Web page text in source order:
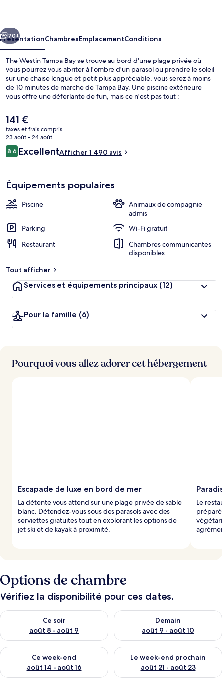
Suivant
70+
PrésentationChambresEmplacementConditions
The Westin Tampa Bay se trouve au bord d'une plage privée où
vous pourrez vous abriter à l'ombre d'un parasol ou prendre le soleil
sur une chaise longue et petit plus appréciable, vous serez à moins
de 10 minutes de marche de Tampa Bay. Une piscine extérieure
vous offre une déferlante de fun, mais ce n'est pas tout :
ouvert 24 h/24, l'idéal pour se relaxer. Bénéficiant d'un
emplacement privilégié en bord de plage, l'établissement Palmette
Brasserie & Bar sert le petit déjeuner, le déjeuner et le dîner. Parmi
les avantages offerts par cet hébergement : un bar / salon et des
vélos gratuits. Le personnel attentionné et la proximité avec la plage
remportent un franc succès auprès des autres voyageurs.
Le
prix
actuel
est
de
141 €
taxes et frais compris
23 août - 24 août
Avis
voyageurs
8,68,6 sur 10
ExcellentAfficher 1 490 avis
Équipements populaires
Piscine
Animaux de compagnie
admis
Parking
Wi-Fi gratuit
Restaurant
Chambres communicantes
disponibles
Tout afficher
Services et équipements principaux (12)
Pour la famille (6)
Pourquoi vous allez adorer cet hébergement
Escapade de luxe en bord de mer
La détente vous attend sur une plage privée de sable
blanc. Détendez-vous sous des parasols avec des
serviettes gratuites tout en explorant les options de
jet ski et de kayak à proximité.
Le
Options de chambre
Vérifiez la disponibilité pour ces dates.
Ce soir
août 8 - août 9
Vérifier la disponibilité pour ce soir août 8 - août 9
Demain
août 9 - août 10
Vérifier la disponibilité pour
Ce week-end
août 14 - août 16
Vérifier la disponibilité pour ce week-end août 14 - août 16
Le week-end prochain
août 21 - août 23
Vérifier la disponibilité pour